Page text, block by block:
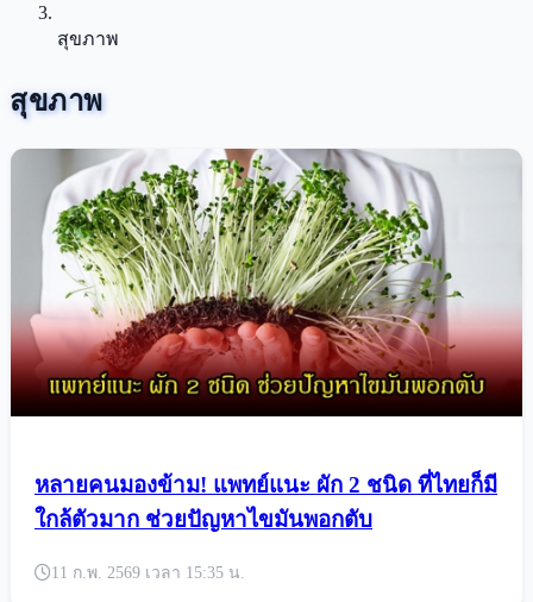
สุขภาพ
สุขภาพ
หลายคนมองข้าม! แพทย์แนะ ผัก 2 ชนิด ที่ไทยก็มี
ใกล้ตัวมาก ช่วยปัญหาไขมันพอกตับ
11 ก.พ. 2569 เวลา 15:35 น.